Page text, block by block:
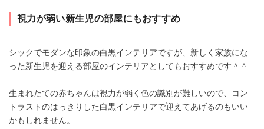
視力が弱い新生児の部屋にもおすすめ
シックでモダンな印象の白黒インテリアですが、新しく家族にな
った新生児を迎える部屋のインテリアとしてもおすすめです＾＾
生まれたての赤ちゃんは視力が弱く色の識別が難しいので、コン
トラストのはっきりした白黒インテリアで迎えてあげるのもいい
かもしれません。